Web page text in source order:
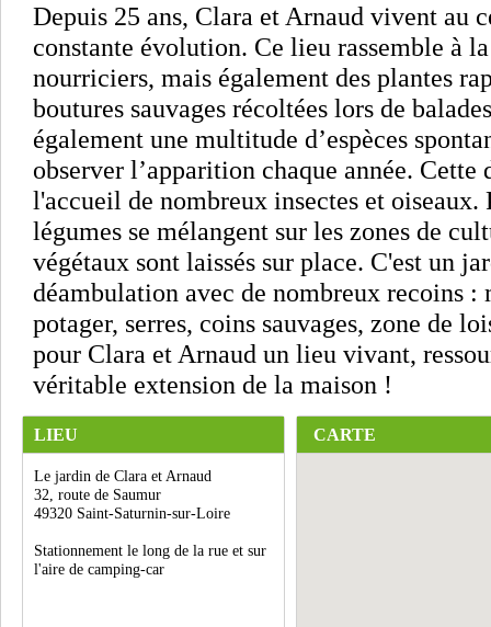
Depuis 25 ans, Clara et Arnaud vivent au
constante évolution. Ce lieu rassemble à
nourriciers, mais également des plantes
boutures sauvages récoltées lors de
également une multitude d’espèces
observer l’apparition chaque année.
l'accueil de nombreux insectes et oiseaux.
légumes se mélangent sur les zones de
végétaux sont laissés sur place. C'est un
déambulation avec de nombreux recoins
potager, serres, coins sauvages, zone de
pour Clara et Arnaud un lieu vivant,
véritable extension de la maison !
LIEU
Le jardin de Clara et Arnaud
32, route de Saumur
49320 Saint-Saturnin-sur-Loire
Stationnement le long de la rue et sur
l'aire de camping-car
CARTE